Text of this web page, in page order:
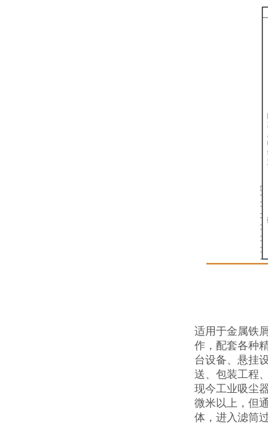
适用于金属铁
作，配套各种
台设备、悬挂
送、包装工程
现今工业吸尘
微米以上，但
体，进入滤筒